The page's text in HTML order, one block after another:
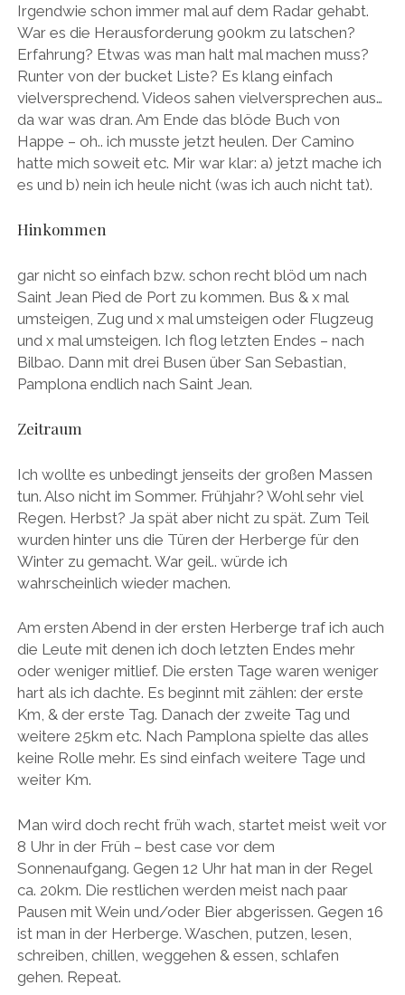
Irgendwie schon immer mal auf dem Radar gehabt.
War es die Herausforderung 900km zu latschen?
Erfahrung? Etwas was man halt mal machen muss?
Runter von der bucket Liste? Es klang einfach
vielversprechend. Videos sahen vielversprechen aus…
da war was dran. Am Ende das blöde Buch von
Happe – oh.. ich musste jetzt heulen. Der Camino
hatte mich soweit etc. Mir war klar: a) jetzt mache ich
es und b) nein ich heule nicht (was ich auch nicht tat).
Hinkommen
gar nicht so einfach bzw. schon recht blöd um nach
Saint Jean Pied de Port zu kommen. Bus & x mal
umsteigen, Zug und x mal umsteigen oder Flugzeug
und x mal umsteigen. Ich flog letzten Endes – nach
Bilbao. Dann mit drei Busen über San Sebastian,
Pamplona endlich nach Saint Jean.
Zeitraum
Ich wollte es unbedingt jenseits der großen Massen
tun. Also nicht im Sommer. Frühjahr? Wohl sehr viel
Regen. Herbst? Ja spät aber nicht zu spät. Zum Teil
wurden hinter uns die Türen der Herberge für den
Winter zu gemacht. War geil.. würde ich
wahrscheinlich wieder machen.
Am ersten Abend in der ersten Herberge traf ich auch
die Leute mit denen ich doch letzten Endes mehr
oder weniger mitlief. Die ersten Tage waren weniger
hart als ich dachte. Es beginnt mit zählen: der erste
Km, & der erste Tag. Danach der zweite Tag und
weitere 25km etc. Nach Pamplona spielte das alles
keine Rolle mehr. Es sind einfach weitere Tage und
weiter Km.
Man wird doch recht früh wach, startet meist weit vor
8 Uhr in der Früh – best case vor dem
Sonnenaufgang. Gegen 12 Uhr hat man in der Regel
ca. 20km. Die restlichen werden meist nach paar
Pausen mit Wein und/oder Bier abgerissen. Gegen 16
ist man in der Herberge. Waschen, putzen, lesen,
schreiben, chillen, weggehen & essen, schlafen
gehen. Repeat.